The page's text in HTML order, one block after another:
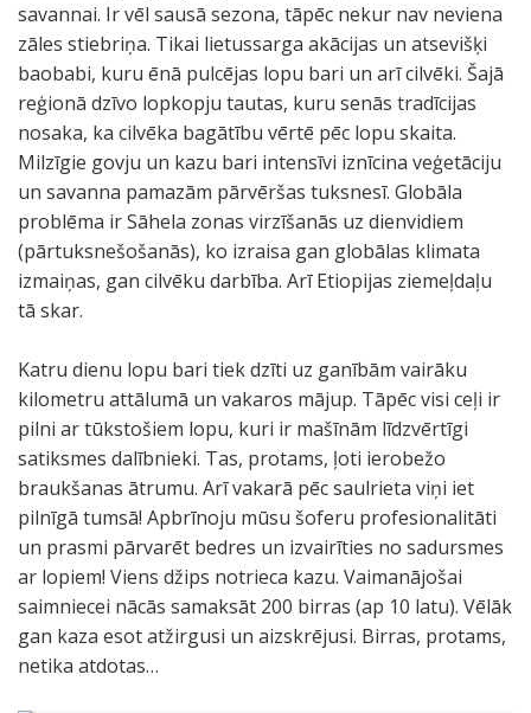
savannai. Ir vēl sausā sezona, tāpēc nekur nav neviena
zāles stiebriņa. Tikai lietussarga akācijas un atsevišķi
baobabi, kuru ēnā pulcējas lopu bari un arī cilvēki. Šajā
reģionā dzīvo lopkopju tautas, kuru senās tradīcijas
nosaka, ka cilvēka bagātību vērtē pēc lopu skaita.
Milzīgie govju un kazu bari intensīvi iznīcina veģetāciju
un savanna pamazām pārvēršas tuksnesī. Globāla
problēma ir Sāhela zonas virzīšanās uz dienvidiem
(pārtuksnešošanās), ko izraisa gan globālas klimata
izmaiņas, gan cilvēku darbība. Arī Etiopijas ziemeļdaļu
tā skar.
Katru dienu lopu bari tiek dzīti uz ganībām vairāku
kilometru attālumā un vakaros mājup. Tāpēc visi ceļi ir
pilni ar tūkstošiem lopu, kuri ir mašīnām līdzvērtīgi
satiksmes dalībnieki. Tas, protams, ļoti ierobežo
braukšanas ātrumu. Arī vakarā pēc saulrieta viņi iet
pilnīgā tumsā! Apbrīnoju mūsu šoferu profesionalitāti
un prasmi pārvarēt bedres un izvairīties no sadursmes
ar lopiem! Viens džips notrieca kazu. Vaimanājošai
saimniecei nācās samaksāt 200 birras (ap 10 latu). Vēlāk
gan kaza esot atžirgusi un aizskrējusi. Birras, protams,
netika atdotas…